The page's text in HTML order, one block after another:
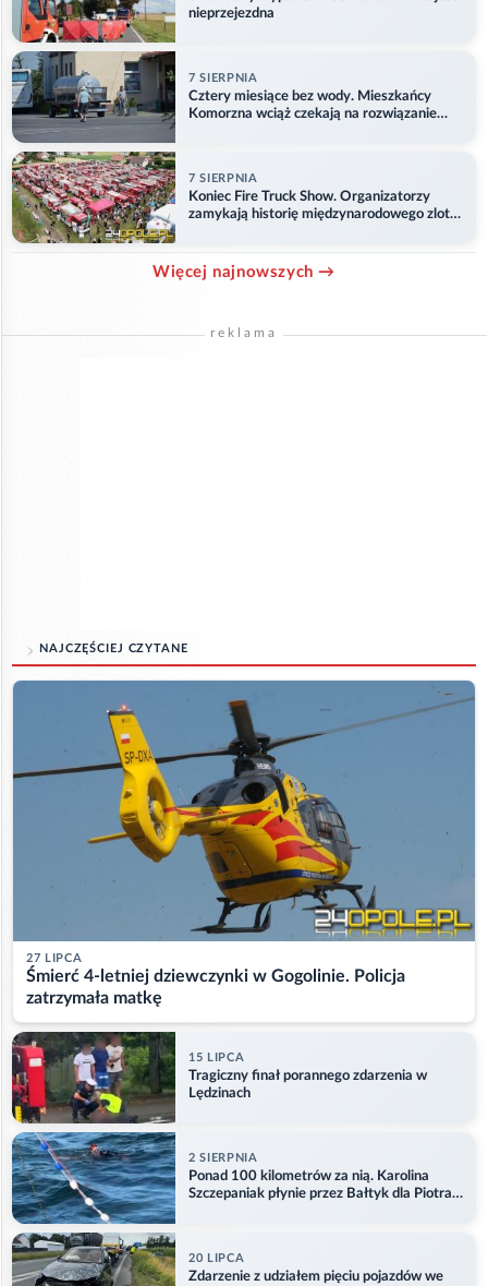
nieprzejezdna
7 SIERPNIA
Cztery miesiące bez wody. Mieszkańcy
Komorzna wciąż czekają na rozwiązanie
7 SIERPNIA
Koniec Fire Truck Show. Organizatorzy
zamykają historię międzynarodowego zlotu
Więcej najnowszych →
reklama
NAJCZĘŚCIEJ CZYTANE
27 LIPCA
Śmierć 4-letniej dziewczynki w Gogolinie. Policja
zatrzymała matkę
15 LIPCA
Tragiczny finał porannego zdarzenia w
Lędzinach
2 SIERPNIA
Ponad 100 kilometrów za nią. Karolina
Szczepaniak płynie przez Bałtyk dla Piotra.
20 LIPCA
Zdarzenie z udziałem pięciu pojazdów we